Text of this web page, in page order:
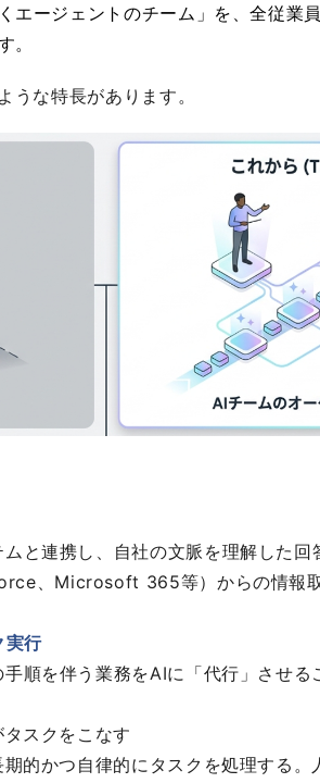
エージェントのチーム」を、全従業
。
な特長があります。
と連携し、自社の文脈を理解した回
、Microsoft 365等）からの情報取
実行
順を伴う業務をAIに「代行」させる
スクをこなす
的かつ自律的にタスクを処理する。